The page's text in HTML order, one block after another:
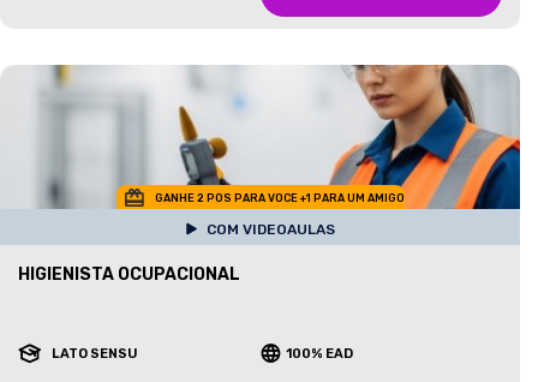
GANHE 2 POS PARA VOCE +1 PARA UM AMIGO
COM VIDEOAULAS
HIGIENISTA OCUPACIONAL
LATO SENSU 100% EAD